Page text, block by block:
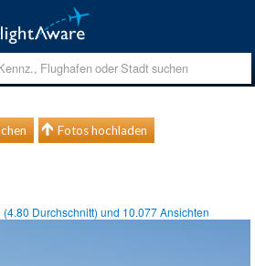
Fotos hochladen
(4.80 Durchschnitt) und 10.077Ansichten